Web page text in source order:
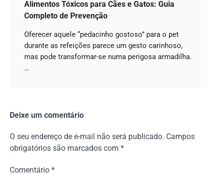
Alimentos Tóxicos para Cães e Gatos: Guia
Completo de Prevenção
Oferecer aquele “pedacinho gostoso” para o pet
durante as refeições parece um gesto carinhoso,
mas pode transformar-se numa perigosa armadilha.
…
Deixe um comentário
O seu endereço de e-mail não será publicado. Campos
obrigatórios são marcados com *
Comentário *